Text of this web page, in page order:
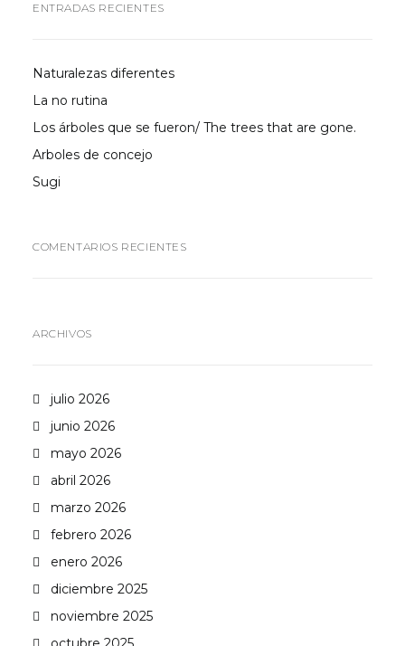
ENTRADAS RECIENTES
Naturalezas diferentes
La no rutina
Los árboles que se fueron/ The trees that are gone.
Arboles de concejo
Sugi
COMENTARIOS RECIENTES
ARCHIVOS
julio 2026
junio 2026
mayo 2026
abril 2026
marzo 2026
febrero 2026
enero 2026
diciembre 2025
noviembre 2025